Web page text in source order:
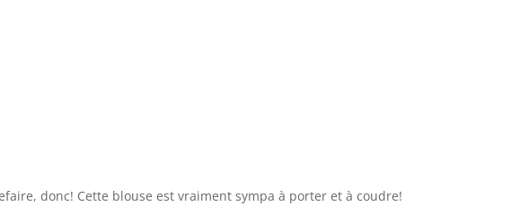
donc! Cette blouse est vraiment sympa à porter et à coudre!